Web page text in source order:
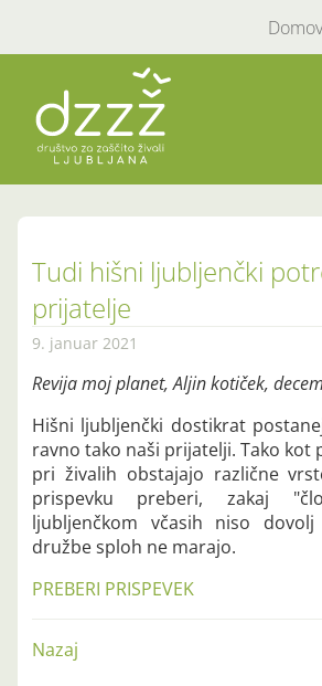
Domov
Tudi hišni ljubljenčki
prijatelje
9. januar 2021
Revija moj planet, Aljin kotiček,
Hišni ljubljenčki dostikrat
ravno tako naši prijatelji. Tako kot
pri živalih obstajajo različne
prispevku preberi, zakaj
ljubljenčkom včasih niso
družbe sploh ne marajo.
PREBERI PRISPEVEK
Nazaj